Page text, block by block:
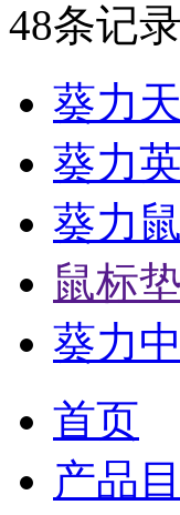
48条记
葵力
葵力
葵力
鼠标
葵力
首页
产品